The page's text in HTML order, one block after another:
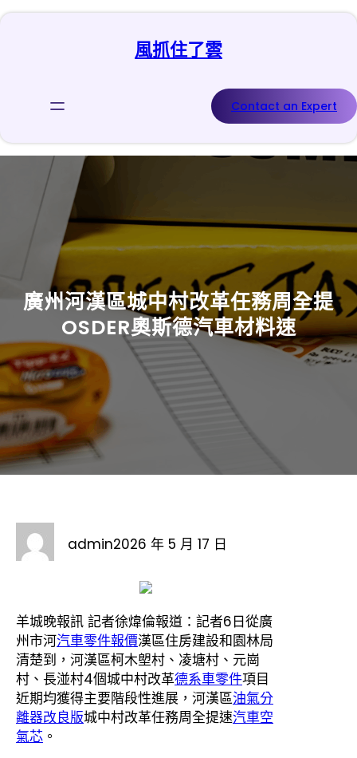
跳
風抓住了雲
Contact an Expert
廣州河漢區城中村改革任務周全提
OSDER奧斯德汽車材料速
admin2026 年 5 月 17 日
羊城晚報訊 記者徐煒倫報道：記者6日從廣
州市河汽車零件報價漢區住房建設和園林局
清楚到，河漢區柯木塱村、凌塘村、元崗
村、長湴村4個城中村改革德系車零件項目
近期均獲得主要階段性進展，河漢區油氣分
離器改良版城中村改革任務周全提速汽車空
氣芯 。